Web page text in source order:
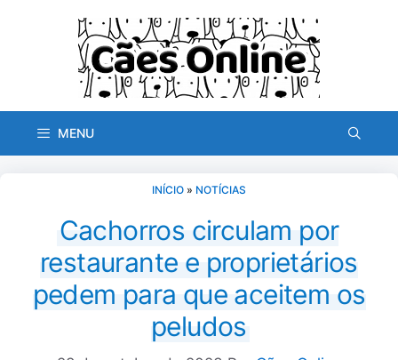
MENU
INÍCIO » NOTÍCIAS
Cachorros circulam por
restaurante e proprietários
pedem para que aceitem os
peludos